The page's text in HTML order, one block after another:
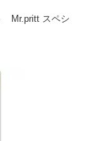
Mr.pritt スペシ